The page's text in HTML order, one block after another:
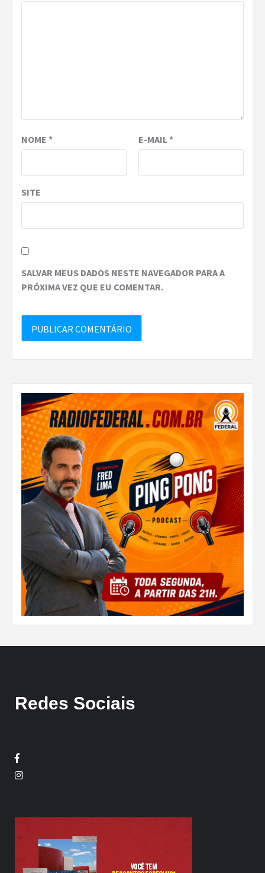
NOME * E-MAIL*
SITE
SALVAR MEUS DADOS NESTE NAVEGADOR PARA A
PRÓXIMA VEZ QUE EU COMENTAR.
Redes Sociais
Facebook
Twitter